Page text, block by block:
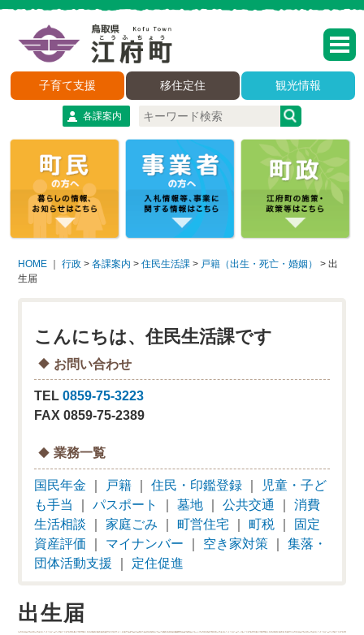
子育て支援 移住定住 観光情報
各課案内
HOME ｜行政 >各課案内 >住民生活課 > 戸籍（出生・死亡・婚姻） >出
生届
こんにちは、住民生活課です
お問い合わせ
TEL0859-75-3223
FAX 0859-75-2389
業務一覧
国民年金 戸籍 ｜住民・印鑑登録
児童・子ど
も手当
｜パスポート ｜墓地 ｜公共交通 ｜消費
生活相談 ｜家庭ごみ ｜町営住宅 ｜町税
固定
資産評価
マイナンバー 空き家対策 ｜集落・
団体活動支援
定住促進
出生届